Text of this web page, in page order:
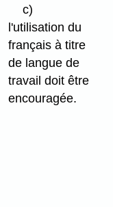
c)
l'utilisation du
français à titre
de langue de
travail doit être
encouragée.